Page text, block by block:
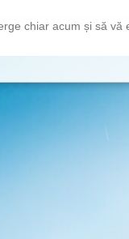
chiar acum și să vă